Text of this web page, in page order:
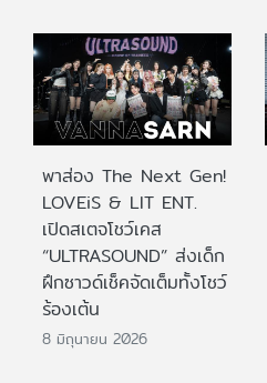
พาส่อง The Next Gen!
LOVEiS & LIT ENT.
เปิดสเตจโชว์เคส
“ULTRASOUND” ส่งเด็ก
ฝึกซาวด์เช็คจัดเต็มทั้งโชว์
ร้องเต้น
8 มิถุนายน 2026